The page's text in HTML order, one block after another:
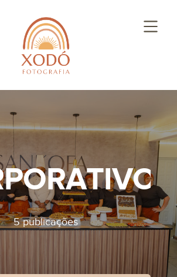
5 publicações